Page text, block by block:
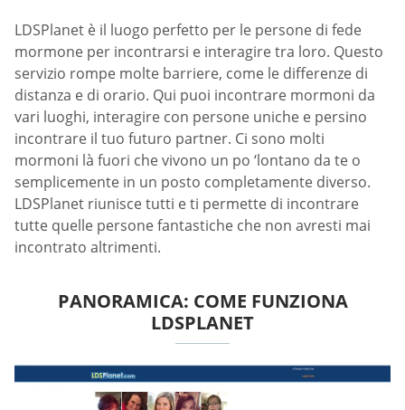
LDSPlanet è il luogo perfetto per le persone di fede
mormone per incontrarsi e interagire tra loro. Questo
servizio rompe molte barriere, come le differenze di
distanza e di orario. Qui puoi incontrare mormoni da
vari luoghi, interagire con persone uniche e persino
incontrare il tuo futuro partner. Ci sono molti
mormoni là fuori che vivono un po ‘lontano da te o
semplicemente in un posto completamente diverso.
LDSPlanet riunisce tutti e ti permette di incontrare
tutte quelle persone fantastiche che non avresti mai
incontrato altrimenti.
PANORAMICA: COME FUNZIONA
LDSPLANET